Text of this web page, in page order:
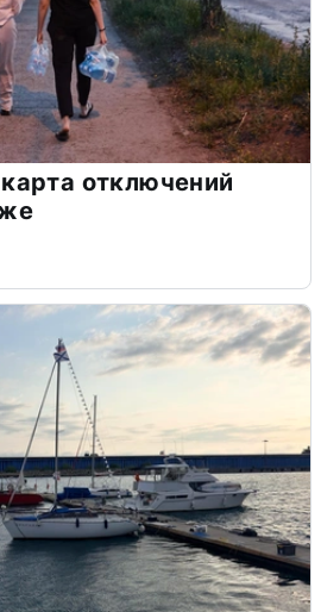
отключений